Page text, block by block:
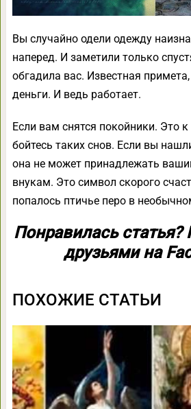
Вы случайно одели одежду
наперед. И заметили только
обгадила вас. Известная
деньги. И ведь работает.
Если вам снятся покойники. Это
бойтесь таких снов. Если вы
она не может принадлежать
внукам. Это символ скорого
попалось птичье перо в
Понравилась статья?
друзьями на
ПОХОЖИЕ СТАТЬИ